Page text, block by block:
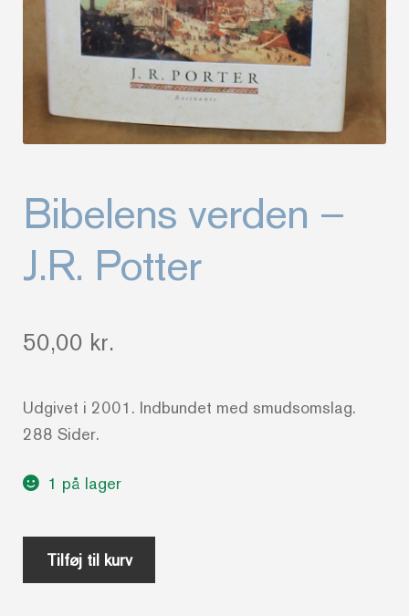
Bibelens verden –
J.R. Potter
50,00 kr.
Udgivet i 2001. Indbundet med smudsomslag.
288 Sider.
1 på lager
Bibelens
Tilføj til kurv